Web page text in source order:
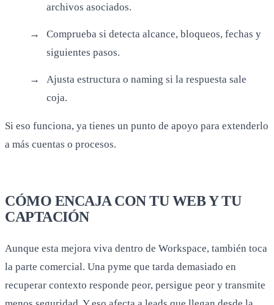
archivos asociados.
Comprueba si detecta alcance, bloqueos, fechas y
siguientes pasos.
Ajusta estructura o naming si la respuesta sale
coja.
Si eso funciona, ya tienes un punto de apoyo para extenderlo
a más cuentas o procesos.
CÓMO ENCAJA CON TU WEB Y TU
CAPTACIÓN
Aunque esta mejora viva dentro de Workspace, también toca
la parte comercial. Una pyme que tarda demasiado en
recuperar contexto responde peor, persigue peor y transmite